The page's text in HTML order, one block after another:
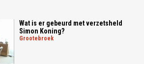
Wat is er gebeurd met verzetsheld
Simon Koning?
grootebroek